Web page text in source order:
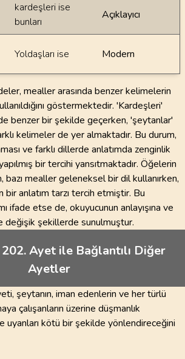
kardeşleri ise
bunları
Açıklayıcı
Yoldaşları ise Modern
mealler arasında benzer kelimelerin
göstermektedir. 'Kardeşleri'
benzer bir şekilde geçerken, 'şeytanlar'
kelimeler de yer almaktadır. Bu durum,
ve farklı dillerde anlatımda zenginlik
bir tercihi yansıtmaktadır. Öğelerin
bazı mealler geleneksel bir dil kullanırken,
bir anlatım tarzı tercih etmiştir. Bu
ifade etse de, okuyucunun anlayışına ve
değişik şekillerde sunulmuştur.
Ayet ile Bağlantılı Diğer
Ayetler
şeytanın, iman edenlerin ve her türlü
çalışanların üzerine düşmanlık
uyanları kötü bir şekilde yönlendireceğini